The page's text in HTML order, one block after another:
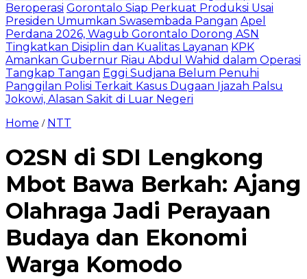
Beroperasi Gorontalo Siap Perkuat Produksi Usai
Presiden Umumkan Swasembada Pangan Apel
Perdana 2026, Wagub Gorontalo Dorong ASN
Tingkatkan Disiplin dan Kualitas Layanan KPK
Amankan Gubernur Riau Abdul Wahid dalam Operasi
Tangkap Tangan Eggi Sudjana Belum Penuhi
Panggilan Polisi Terkait Kasus Dugaan Ijazah Palsu
Jokowi, Alasan Sakit di Luar Negeri
Home / NTT
O2SN di SDI Lengkong
Mbot Bawa Berkah: Ajang
Olahraga Jadi Perayaan
Budaya dan Ekonomi
Warga Komodo